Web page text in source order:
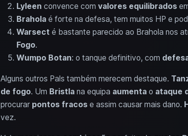
Lyleen convence com valores equilibrados
Braholaé forte na defesa, tem muitos HP e
Warsect é bastante parecido ao Brahola nos
Fogo.
Wumpo Botan: o tanque definitivo, com
Alguns outros Pals também merecem destaque.
de fogo. Um Bristlana equipa aumentao ataque
procurar pontos fracose assim causar mais dano.
vez.